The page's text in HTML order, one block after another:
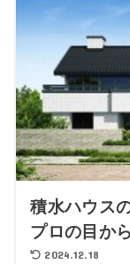
積水ハウス
プロの目か
2024.12.18